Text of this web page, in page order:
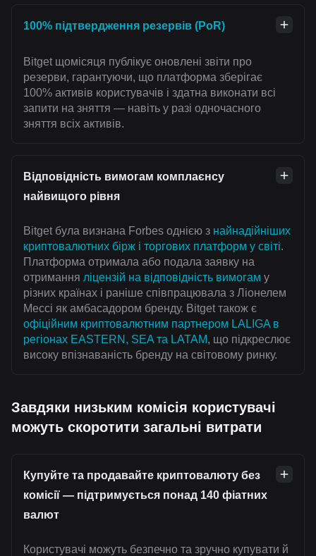
100% підтвердження резервів (PoR)
Bitget щомісяця публікує оновлені звіти про
резерви, гарантуючи, що платформа зберігає
100% активів користувачів і здатна виконати всі
запити на зняття — навіть у разі одночасного
зняття всіх активів.
Відповідність вимогам комплаєнсу
найвищого рівня
Bitget була визнана Forbes однією з найнадійніших
криптовалютних бірж і торгових платформ у світі.
Платформа отримала або подала заявку на
отримання ліцензій на відповідність вимогам у
різних країнах і раніше співпрацювала з Ліонелем
Мессі як амбасадором бренду. Bitget також є
офіційним криптовалютним партнером LALIGA в
регіонах EASTERN, SEA та LATAM, що підкреслює
високу впізнаваність бренду на світовому ринку.
Завдяки низьким комісія користувачі
можуть скоротити загальні витрати
Купуйте та продавайте криптовалюту без
комісії — підтримується понад 140 фіатних
валют
Користувачі можуть безпечно та зручно купувати й